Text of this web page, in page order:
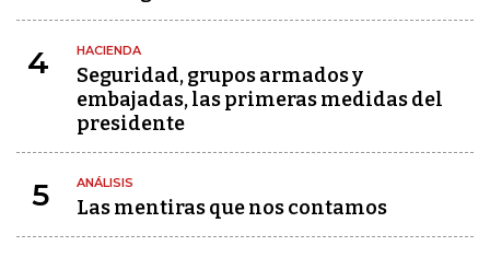
4 HACIENDA
Seguridad, grupos armados y
embajadas, las primeras medidas del
presidente
5 ANÁLISIS
Las mentiras que nos contamos